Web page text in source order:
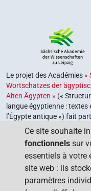
Le projet des Académies«
Wortschatzes der
Alten Ägypten » («
langue égyptienne :
l’Égypte antique ») fait
le gouvernement fédéral
retrouver et explorer
coordonné par l’Union des
des lettres .
Ce site souhaite
fonctionnels sur
essentiels à votre
site web : ils
paramètres